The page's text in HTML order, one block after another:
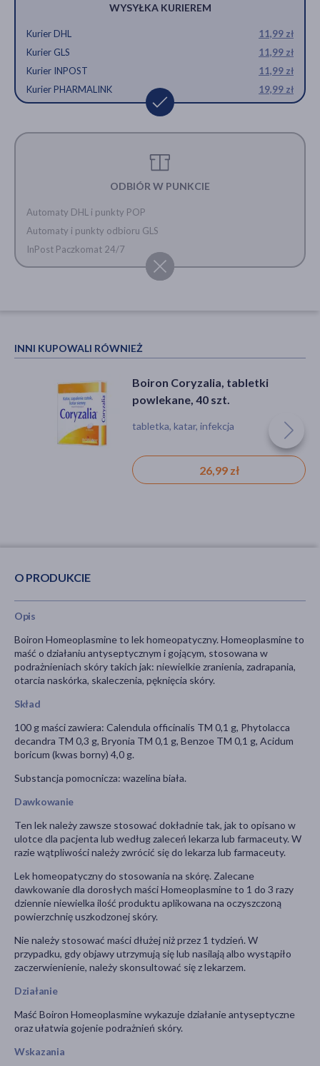
WYSYŁKA KURIEREM
Kurier DHL
11,99 zł
Kurier GLS
11,99 zł
Kurier INPOST
11,99 zł
Kurier PHARMALINK
19,99 zł
ODBIÓR W PUNKCIE
Automaty DHL i punkty POP
Automaty i punkty odbioru GLS
InPost Paczkomat 24/7
INNI KUPOWALI RÓWNIEŻ
Boiron Coryzalia, tabletki
powlekane, 40 szt.
tabletka, katar, infekcja
26,99 zł
O PRODUKCIE
Opis
Boiron Homeoplasmine to lek homeopatyczny. Homeoplasmine to
maść o działaniu antyseptycznym i gojącym, stosowana w
podrażnieniach skóry takich jak: niewielkie zranienia, zadrapania,
otarcia naskórka, skaleczenia, pęknięcia skóry.
Skład
100 g maści zawiera: Calendula officinalis TM 0,1 g, Phytolacca
decandra TM 0,3 g, Bryonia TM 0,1 g, Benzoe TM 0,1 g, Acidum
boricum (kwas borny) 4,0 g.
Substancja pomocnicza: wazelina biała.
Dawkowanie
Ten lek należy zawsze stosować dokładnie tak, jak to opisano w
ulotce dla pacjenta lub według zaleceń lekarza lub farmaceuty. W
razie wątpliwości należy zwrócić się do lekarza lub farmaceuty.
Lek homeopatyczny do stosowania na skórę. Zalecane
dawkowanie dla dorosłych maści Homeoplasmine to 1 do 3 razy
dziennie niewielka ilość produktu aplikowana na oczyszczoną
powierzchnię uszkodzonej skóry.
Nie należy stosować maści dłużej niż przez 1 tydzień. W
przypadku, gdy objawy utrzymują się lub nasilają albo wystąpiło
zaczerwienienie, należy skonsultować się z lekarzem.
Działanie
Maść Boiron Homeoplasmine wykazuje działanie antyseptyczne
oraz ułatwia gojenie podrażnień skóry.
Wskazania